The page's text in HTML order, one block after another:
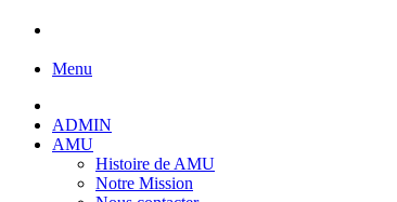
Menu
ADMIN
AMU
Histoire de AMU
Notre Mission